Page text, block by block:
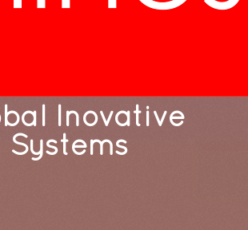
Inovative
Systems